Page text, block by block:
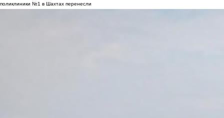
поликлиники №1 в Шахтах перенесли